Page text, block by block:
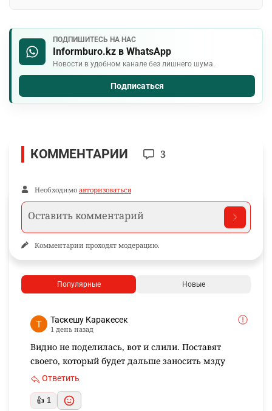
ПОДПИШИТЕСЬ НА НАС
Informburo.kz в WhatsApp
Новости в удобном канале без лишнего шума.
Подписаться
КОММЕНТАРИИ 3
Необходимо авторизоваться
Комментарии проходят модерацию.
Популярные Новые
Таскешу Каракесек
1 день назад
Видно не поделилась, вот и слили. Поставят
своего, который будет дальше заносить мзду
Ответить
👍 1